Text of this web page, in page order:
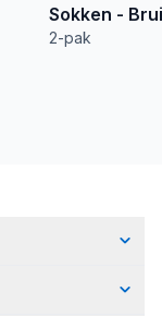
Sokken -
2-pak